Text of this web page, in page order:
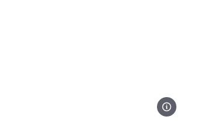
Fotó: Mika